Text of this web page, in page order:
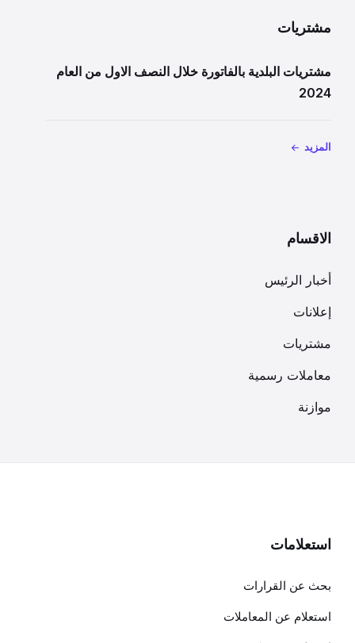
مشتريات
مشتريات البلدية بالفاتورة خلال النصف الاول من العام
2024
المزيد
الاقسام
أخبار الرئيس
إعلانات
مشتريات
معاملات رسمية
موازنة
استعلامات
بحث عن القرارات
استعلام عن المعاملات